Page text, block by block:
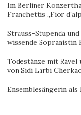
Im Berliner
Franchettis „Fior
Strauss-Stupenda
wissende
Todestänze mit Ravel
von Sidi Larbi
Ensemblesängerin